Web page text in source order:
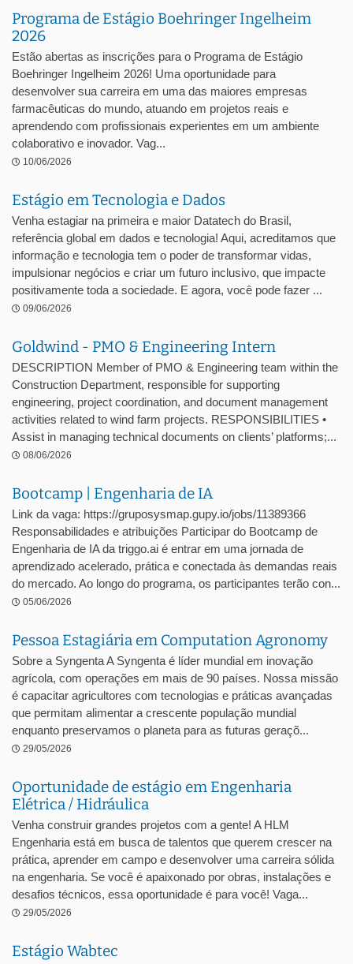
Programa de Estágio Boehringer Ingelheim
2026
Estão abertas as inscrições para o Programa de Estágio
Boehringer Ingelheim 2026! Uma oportunidade para
desenvolver sua carreira em uma das maiores empresas
farmacêuticas do mundo, atuando em projetos reais e
aprendendo com profissionais experientes em um ambiente
colaborativo e inovador. Vag...
10/06/2026
Estágio em Tecnologia e Dados
Venha estagiar na primeira e maior Datatech do Brasil,
referência global em dados e tecnologia! Aqui, acreditamos que
informação e tecnologia tem o poder de transformar vidas,
impulsionar negócios e criar um futuro inclusivo, que impacte
positivamente toda a sociedade. E agora, você pode fazer ...
09/06/2026
Goldwind - PMO & Engineering Intern
DESCRIPTION Member of PMO & Engineering team within the
Construction Department, responsible for supporting
engineering, project coordination, and document management
activities related to wind farm projects. RESPONSIBILITIES •
Assist in managing technical documents on clients’ platforms;...
08/06/2026
Bootcamp | Engenharia de IA
Link da vaga: https://gruposysmap.gupy.io/jobs/11389366
Responsabilidades e atribuições Participar do Bootcamp de
Engenharia de IA da triggo.ai é entrar em uma jornada de
aprendizado acelerado, prática e conectada às demandas reais
do mercado. Ao longo do programa, os participantes terão con...
05/06/2026
Pessoa Estagiária em Computation Agronomy
Sobre a Syngenta A Syngenta é líder mundial em inovação
agrícola, com operações em mais de 90 países. Nossa missão
é capacitar agricultores com tecnologias e práticas avançadas
que permitam alimentar a crescente população mundial
enquanto preservamos o planeta para as futuras geraçõ...
29/05/2026
Oportunidade de estágio em Engenharia
Elétrica / Hidráulica
Venha construir grandes projetos com a gente! A HLM
Engenharia está em busca de talentos que querem crescer na
prática, aprender em campo e desenvolver uma carreira sólida
na engenharia. Se você é apaixonado por obras, instalações e
desafios técnicos, essa oportunidade é para você! Vaga...
29/05/2026
Estágio Wabtec